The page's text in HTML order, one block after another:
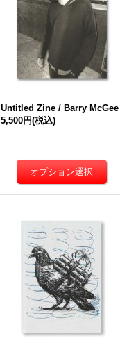
Untitled Zine / Barry McGee
5,500円(税込)